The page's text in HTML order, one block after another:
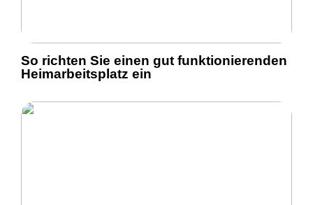
So richten Sie einen gut funktionierenden
Heimarbeitsplatz ein